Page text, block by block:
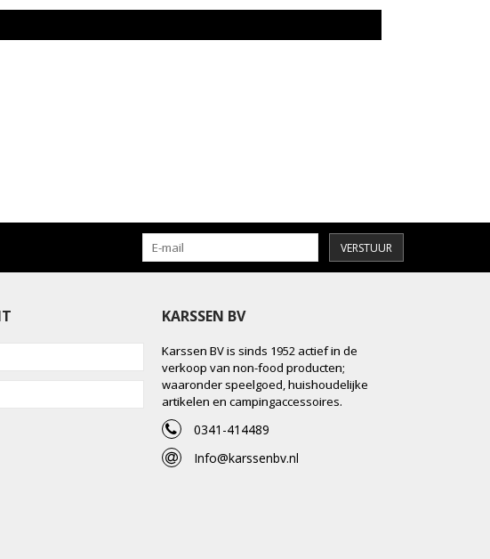
VERSTUUR
KARSSEN BV
Karssen BV is sinds 1952 actief in de
verkoop van non-food producten;
waaronder speelgoed, huishoudelijke
artikelen en campingaccessoires.
0341-414489
Info@karssenbv.nl